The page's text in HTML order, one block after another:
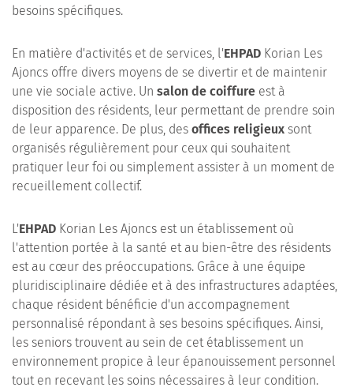
besoins spécifiques.
En matière d'activités et de services, l'EHPAD Korian Les
Ajoncs offre divers moyens de se divertir et de maintenir
une vie sociale active. Un salon de coiffure est à
disposition des résidents, leur permettant de prendre soin
de leur apparence. De plus, des offices religieux sont
organisés régulièrement pour ceux qui souhaitent
pratiquer leur foi ou simplement assister à un moment de
recueillement collectif.
L'EHPAD Korian Les Ajoncs est un établissement où
l'attention portée à la santé et au bien-être des résidents
est au cœur des préoccupations. Grâce à une équipe
pluridisciplinaire dédiée et à des infrastructures adaptées,
chaque résident bénéficie d'un accompagnement
personnalisé répondant à ses besoins spécifiques. Ainsi,
les seniors trouvent au sein de cet établissement un
environnement propice à leur épanouissement personnel
tout en recevant les soins nécessaires à leur condition.